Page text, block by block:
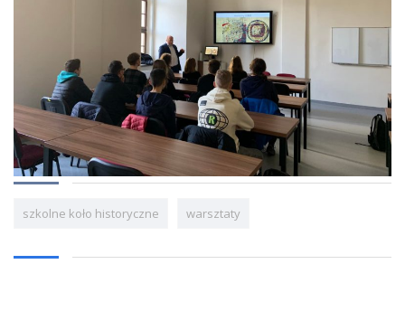
szkolne koło historyczne warsztaty